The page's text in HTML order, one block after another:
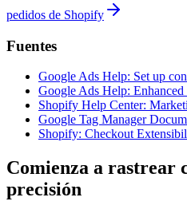
pedidos de Shopify
Fuentes
Google Ads Help: Set up
Google Ads Help: Enhanced
Shopify Help Center:
Google Tag Manager
Shopify: Checkout
Comienza a rastrear
precisión